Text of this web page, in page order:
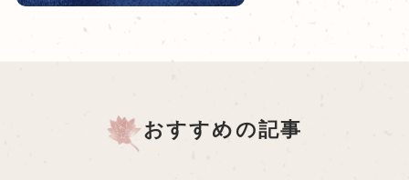
おすすめの記事